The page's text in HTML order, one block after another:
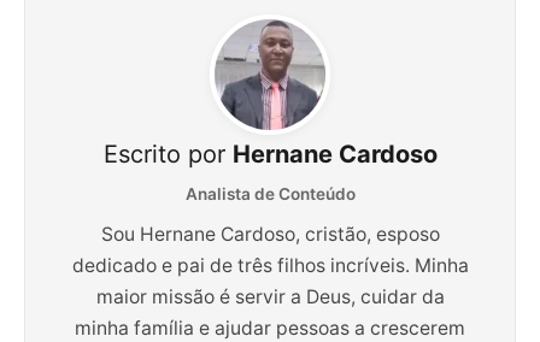
Escrito por Hernane Cardoso
Analista de Conteúdo
Sou Hernane Cardoso, cristão, esposo
dedicado e pai de três filhos incríveis. Minha
maior missão é servir a Deus, cuidar da
minha família e ajudar pessoas a crescerem